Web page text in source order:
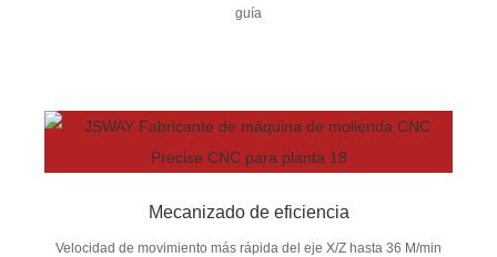
guía
Mecanizado de eficiencia
Velocidad de movimiento más rápida del eje X/Z hasta 36 M/min